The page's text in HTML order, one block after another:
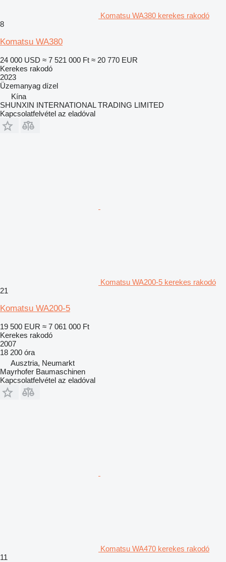
Komatsu WA380 kerekes rakodó
8
Komatsu WA380
24 000 USD ≈ 7 521 000 Ft ≈ 20 770 EUR
Kerekes rakodó
2023
Üzemanyag dízel
Kína
SHUNXIN INTERNATIONAL TRADING LIMITED
Kapcsolatfelvétel az eladóval
Komatsu WA200-5 kerekes rakodó
21
Komatsu WA200-5
19 500 EUR ≈ 7 061 000 Ft
Kerekes rakodó
2007
18 200 óra
Ausztria, Neumarkt
Mayrhofer Baumaschinen
Kapcsolatfelvétel az eladóval
Komatsu WA470 kerekes rakodó
11